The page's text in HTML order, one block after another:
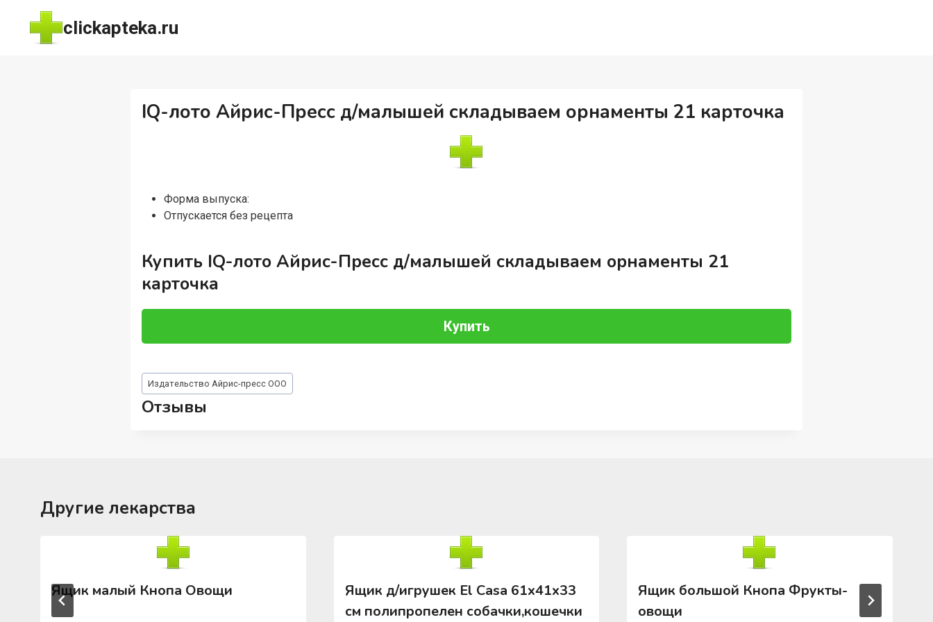
Перейти
содержимому
clickapteka.ru
IQ-лото Айрис-Пресс д/малышей складываем орнаменты 21 карточка
Форма выпуска:
Отпускается без рецепта
Купить IQ-лото Айрис-Пресс д/малышей складываем орнаменты 21
карточка
Купить
Метки
записи:
Издательство Айрис-пресс ООО
Отзывы
Другие лекарства
Ящик малый Кнопа Овощи
Ящик д/игрушек El Casa 61х41х33
см полипропелен собачки,кошечки
Ящик большой Кнопа Фрукты-
овощи